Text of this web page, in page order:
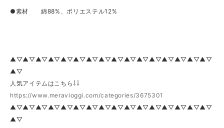
●素材 綿88%、ポリエステル12%
▲▽▲▽▲▽▲▽▲▽▲▽▲▽▲▽▲▽▲▽▲▽▲▽▲▽▲▽▲▽▲▽
▲▽
人気アイテムはこちら⇩⇩
https://www.meravioggi.com/categories/3675301
▲▽▲▽▲▽▲▽▲▽▲▽▲▽▲▽▲▽▲▽▲▽▲▽▲▽▲▽▲▽▲▽
▲▽